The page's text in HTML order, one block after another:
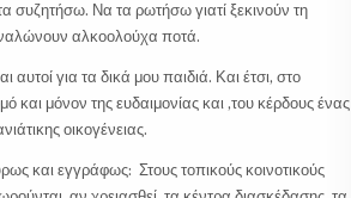
συζητήσω. Να τα ρωτήσω γιατί ξεκινούν τη
αλκοολούχα ποτά.
αυτοί για τα δικά μου παιδιά. Και έτσι, στο
και μόνον της ευδαιμονίας και ,του κέρδους ένας
οικογένειας.
και εγγράφως: Στους τοπικούς κοινοτικούς